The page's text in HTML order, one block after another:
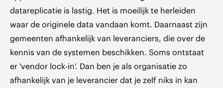
datareplicatie is lastig. Het is moeilijk te herleiden
waar de originele data vandaan komt. Daarnaast zijn
gemeenten afhankelijk van leveranciers, die over de
kennis van de systemen beschikken. Soms ontstaat
er 'vendor lock-in'. Dan ben je als organisatie zo
afhankelijk van je leverancier dat je zelf niks in kan